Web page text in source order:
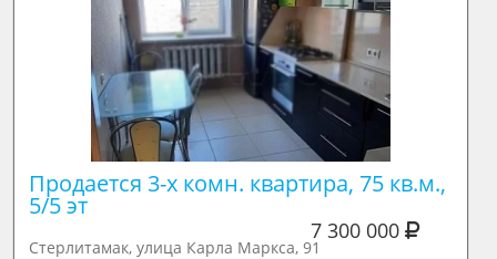
Продается 3-х комн. квартира, 75 кв.м.,
5/5 эт
7 300 000
Стерлитамак, улица Карла Маркса, 91